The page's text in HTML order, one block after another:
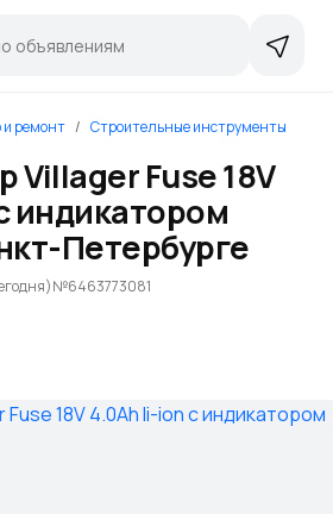
и ремонт Строительные инструменты
Villager Fuse 18V
индикатором
Петербурге
№6463773081